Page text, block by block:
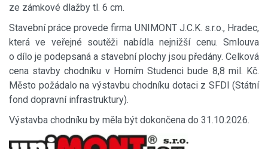
ze zámkové dlažby tl. 6 cm.
Stavební práce provede firma UNIMONT J.C.K. s.r.o., Hradec,
která ve veřejné soutěži nabídla nejnižší cenu. Smlouva
o dílo je podepsaná a stavební plochy jsou předány. Celková
cena stavby chodníku v Horním Studenci bude 8,8 mil. Kč.
Město požádalo na výstavbu chodníku dotaci z SFDI (Státní
fond dopravní infrastruktury).
Výstavba chodníku by měla být dokončena do 31.10.2026.